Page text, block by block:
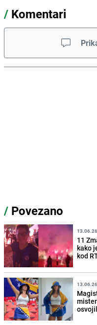
/ Komentari
/ Povezano
11
kako
kod